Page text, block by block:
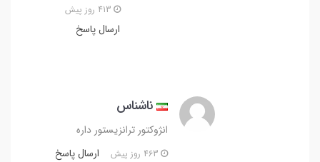
ارسال پاسخ
ناشناس
انژوکتور ترانزیستور داره
ارسال پاسخ